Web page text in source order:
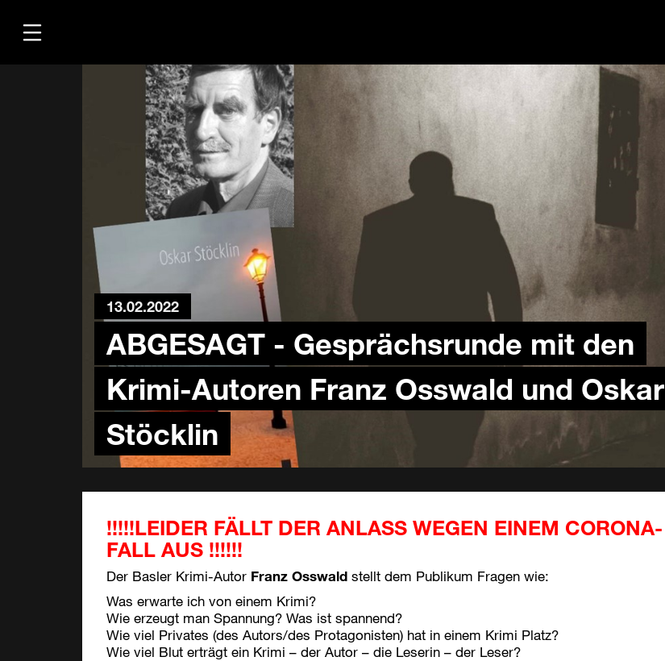
13.02.2022
ABGESAGT - Gesprächsrunde mit den
Krimi-Autoren Franz Osswald und Oskar
Stöcklin
!!!!!LEIDER FÄLLT DER ANLASS WEGEN EINEM CORONA-
FALL AUS !!!!!!
Der Basler Krimi-Autor Franz Osswald stellt dem Publikum Fragen wie:
Was erwarte ich von einem Krimi?
Wie erzeugt man Spannung? Was ist spannend?
Wie viel Privates (des Autors/des Protagonisten) hat in einem Krimi Platz?
Wie viel Blut erträgt ein Krimi – der Autor – die Leserin – der Leser?